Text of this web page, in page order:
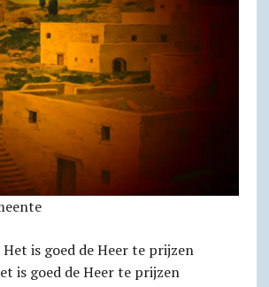
is goed de Heer te prijzen